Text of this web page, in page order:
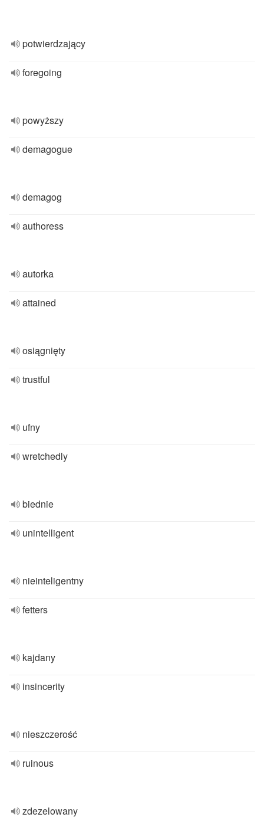
potwierdzający
foregoing
powyższy
demagogue
demagog
authoress
autorka
attained
osiągnięty
trustful
ufny
wretchedly
biednie
unintelligent
nieinteligentny
fetters
kajdany
insincerity
nieszczerość
ruinous
zdezelowany